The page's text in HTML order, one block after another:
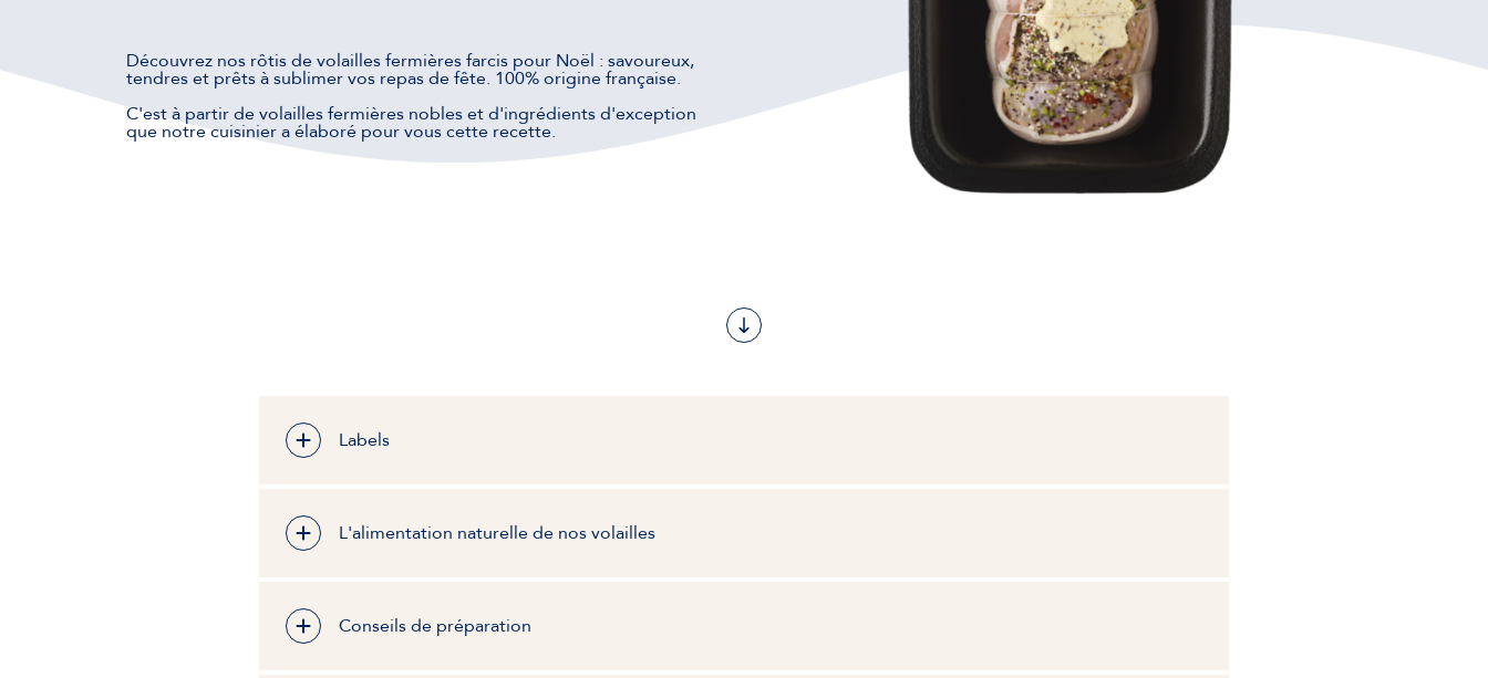
Découvrez nos rôtis de volailles fermières farcis pour Noël : savoureux,
tendres et prêts à sublimer vos repas de fête. 100% origine française.
C'est à partir de volailles fermières nobles et d'ingrédients d'exception
que notre cuisinier a élaboré pour vous cette recette.
Labels
L'alimentation naturelle de nos volailles
Conseils de préparation